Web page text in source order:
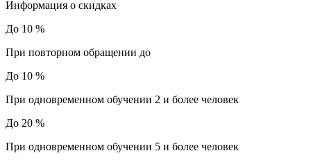
Информация о скидках
До 10 %
При повторном обращении до
До 10 %
При одновременном обучении 2 и более человек
До 20 %
При одновременном обучении 5 и более человек